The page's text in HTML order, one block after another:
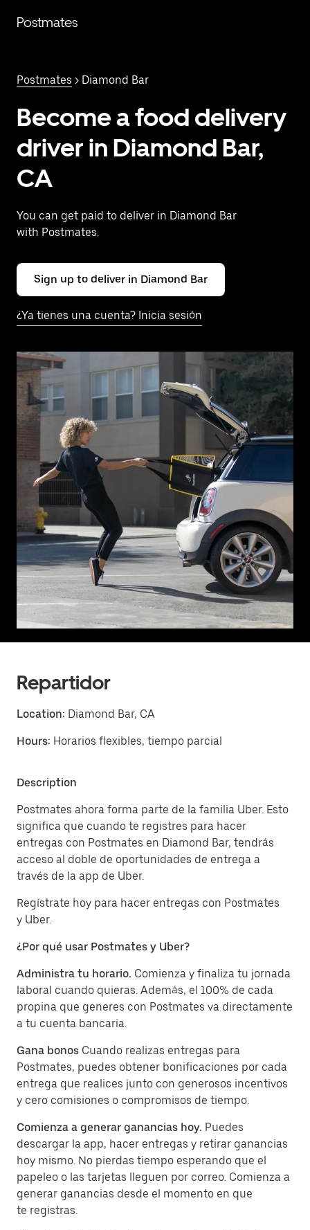
contenido
Postmates
Postmates > Diamond Bar
Become a food delivery
driver in Diamond Bar,
CA
You can get paid to deliver in Diamond Bar
with Postmates.
Sign up to deliver in Diamond Bar
¿Ya tienes una cuenta? Inicia sesión
Repartidor
Location: Diamond Bar, CA
Hours: Horarios flexibles, tiempo parcial
Description
Postmates ahora forma parte de la familia Uber. Esto
significa que cuando te registres para hacer
entregas con Postmates en Diamond Bar, tendrás
acceso al doble de oportunidades de entrega a
través de la app de Uber.
Regístrate hoy para hacer entregas con Postmates
y Uber.
¿Por qué usar Postmates y Uber?
Administra tu horario. Comienza y finaliza tu jornada
laboral cuando quieras. Además, el 100% de cada
propina que generes con Postmates va directamente
a tu cuenta bancaria.
Gana bonos Cuando realizas entregas para
Postmates, puedes obtener bonificaciones por cada
entrega que realices junto con generosos incentivos
y cero comisiones o compromisos de tiempo.
Comienza a generar ganancias hoy. Puedes
descargar la app, hacer entregas y retirar ganancias
hoy mismo. No pierdas tiempo esperando que el
papeleo o las tarjetas lleguen por correo. Comienza a
generar ganancias desde el momento en que
te registras.